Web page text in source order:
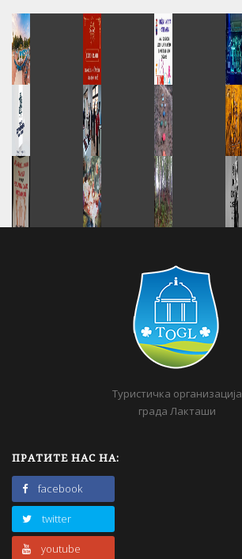
Туристичка организација
града Лакташи
ПРАТИТЕ НАС НА:
facebook
twitter
youtube